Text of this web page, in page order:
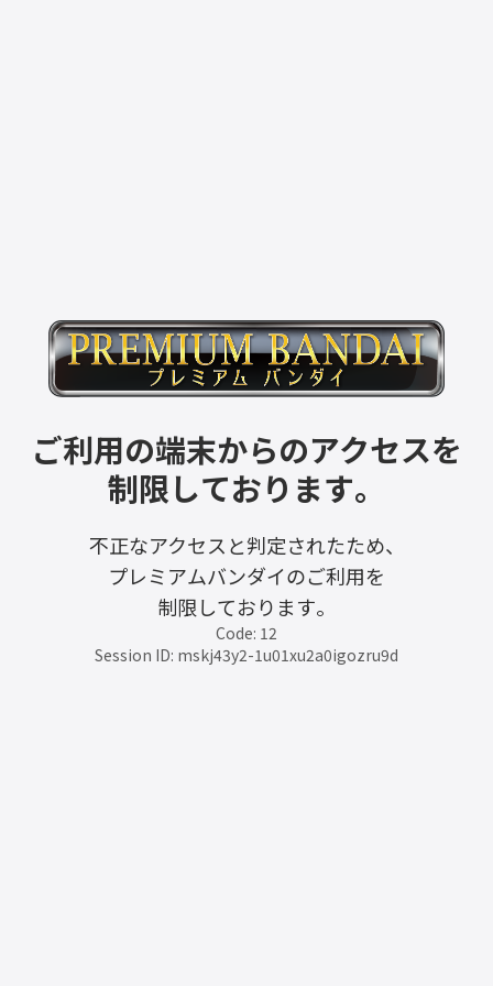
ご利用の端末からのアクセスを
制限しております。
不正なアクセスと判定されたため、
プレミアムバンダイのご利用を
制限しております。
Code: 12
Session ID: mskj43y2-1u01xu2a0igozru9d